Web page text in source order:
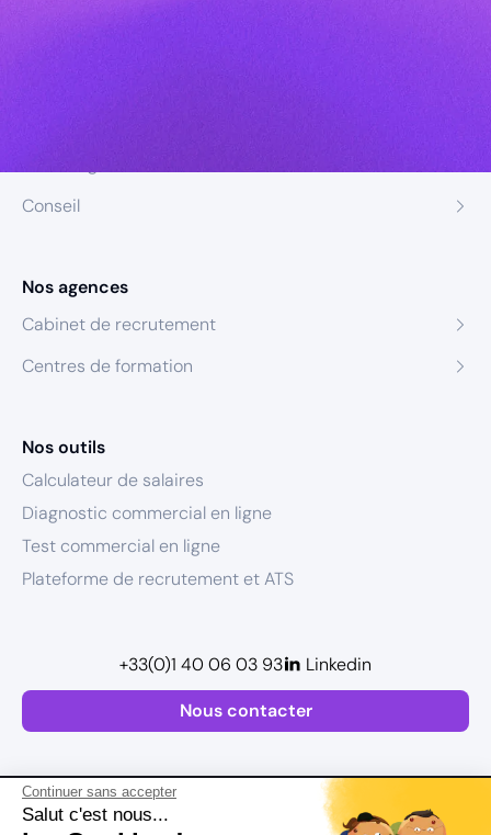
Continuer sans accepter
Salut c'est nous...
Conseil
Nos agences
Cabinet de recrutement
Centres de formation
Nos outils
Calculateur de salaires
Diagnostic commercial en ligne
Test commercial en ligne
Plateforme de recrutement et ATS
Nous contacter
+33(0)1 40 06 03 93 Linkedin